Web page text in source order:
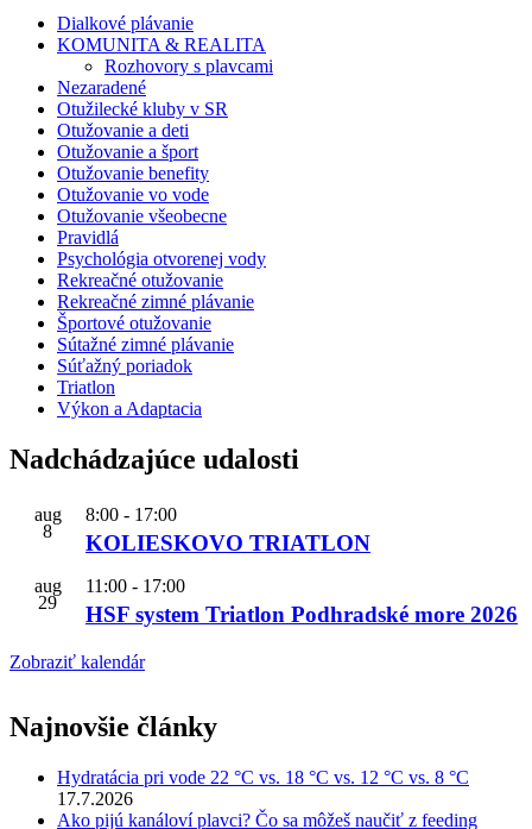
Dialkové plávanie
KOMUNITA & REALITA
Rozhovory s plavcami
Nezaradené
Otužilecké kluby v SR
Otužovanie a deti
Otužovanie a šport
Otužovanie benefity
Otužovanie vo vode
Otužovanie všeobecne
Pravidlá
Psychológia otvorenej vody
Rekreačné otužovanie
Rekreačné zimné plávanie
Športové otužovanie
Sútažné zimné plávanie
Súťažný poriadok
Triatlon
Výkon a Adaptacia
Nadchádzajúce udalosti
aug
8
8:00 - 17:00
KOLIESKOVO TRIATLON
aug
29
11:00 - 17:00
HSF system Triatlon Podhradské more 2026
Zobraziť kalendár
Najnovšie články
Hydratácia pri vode 22 °C vs. 18 °C vs. 12 °C vs. 8 °C
17.7.2026
Ako pijú kanáloví plavci? Čo sa môžeš naučiť z feeding